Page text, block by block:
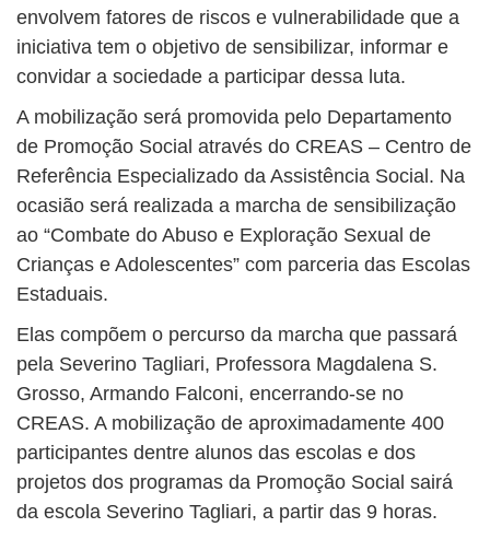
envolvem fatores de riscos e vulnerabilidade que a
iniciativa tem o objetivo de sensibilizar, informar e
convidar a sociedade a participar dessa luta.
A mobilização será promovida pelo Departamento
de Promoção Social através do CREAS – Centro de
Referência Especializado da Assistência Social. Na
ocasião será realizada a marcha de sensibilização
ao “Combate do Abuso e Exploração Sexual de
Crianças e Adolescentes” com parceria das Escolas
Estaduais.
Elas compõem o percurso da marcha que passará
pela Severino Tagliari, Professora Magdalena S.
Grosso, Armando Falconi, encerrando-se no
CREAS. A mobilização de aproximadamente 400
participantes dentre alunos das escolas e dos
projetos dos programas da Promoção Social sairá
da escola Severino Tagliari, a partir das 9 horas.